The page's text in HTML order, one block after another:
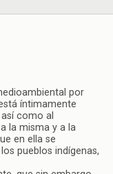
por
íntimamente
como al
la misma y a la
en ella se
pueblos indígenas,